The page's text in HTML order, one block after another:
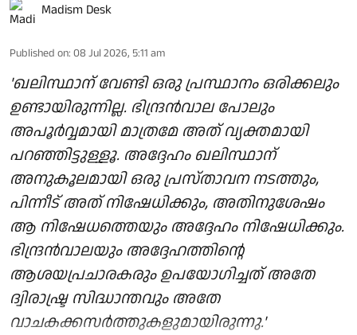
Madism Desk
Published on: 08 Jul 2026, 5:11 am
'ഖലിസ്ഥാന് വേണ്ടി ഒരു പ്രസ്ഥാനം ഒരിക്കലും
ഉണ്ടായിരുന്നില്ല. ഭിന്ദ്രൻവാല പോലും
അപൂർവ്വമായി മാത്രമേ അത് വ്യക്തമായി
പറഞ്ഞിട്ടുള്ളൂ. അദ്ദേഹം ഖലിസ്ഥാന്
അനുകൂലമായി ഒരു പ്രസ്താവന നടത്തും,
പിന്നീട് അത് നിഷേധിക്കും, അതിനുശേഷം
ആ നിഷേധത്തെയും അദ്ദേഹം നിഷേധിക്കും.
ഭിന്ദ്രൻവാലയും അദ്ദേഹത്തിന്റെ
ആശയപ്രചാരകരും ഉപയോഗിച്ചത് അതേ
ദ്വിരാഷ്ട്ര സിദ്ധാന്തവും അതേ
വാചകക്കസർത്തുകളുമായിരുന്നു.'